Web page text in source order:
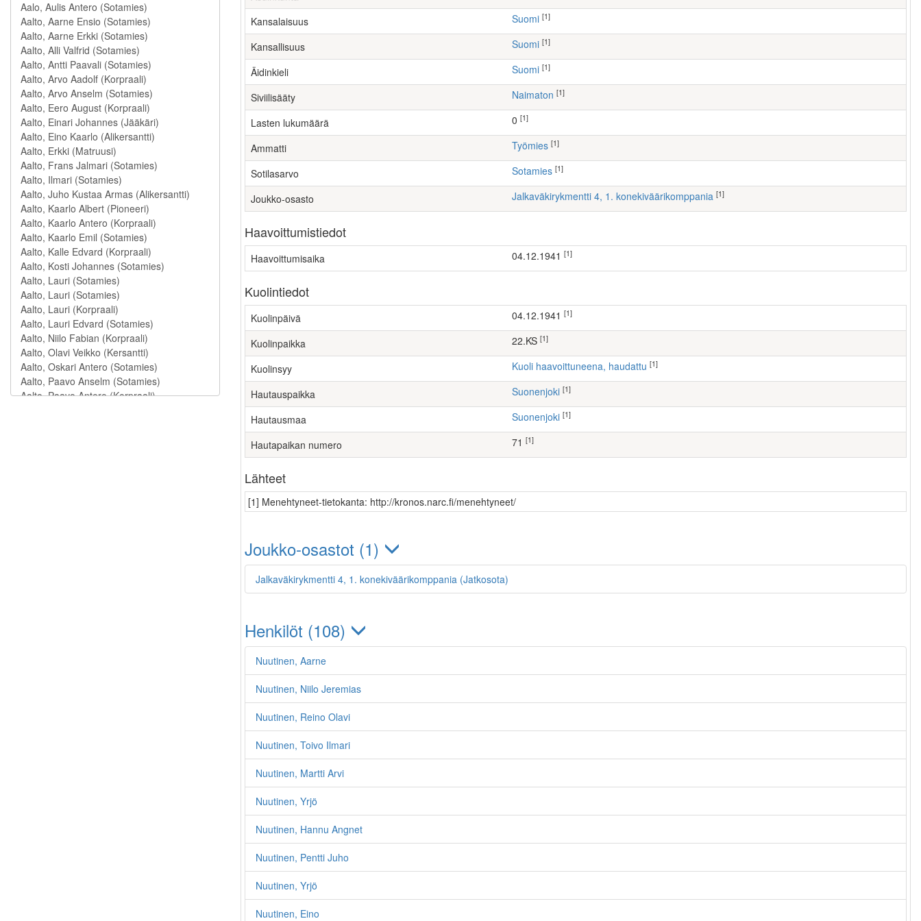
Kansalaisuus Suomi [1]
Kansallisuus Suomi [1]
Äidinkieli Suomi [1]
Siviilisääty Naimaton [1]
Lasten lukumäärä [1]
Ammatti työmies [1]
Sotilasarvo Sotamies [1]
Joukko-osasto Jalkaväkirykmentti 4, 1. konekiväärikomppania [1]
Haavoittumistiedot
Haavoittumisaika 04.12.1941 [1]
Kuolintiedot
Kuolinpäivä 04.12.1941 [1]
Kuolinpaikka 22.KS [1]
Kuolinsyy Kuoli haavoittuneena, haudattu [1]
Hautauspaikka Suonenjoki [1]
Hautausmaa Suonenjoki [1]
Hautapaikan numero 71 [1]
Lähteet
[1] Menehtyneet-tietokanta: http://kronos.narc.fi/menehtyneet/
Joukko-osastot (1)
Jalkaväkirykmentti 4, 1. konekiväärikomppania (Jatkosota)
Henkilöt (108)
Nuutinen, Aarne
Nuutinen, Niilo Jeremias
Nuutinen, Reino Olavi
Nuutinen, Toivo Ilmari
Nuutinen, Martti Arvi
Nuutinen, Yrjö
Nuutinen, Hannu Angnet
Nuutinen, Pentti Juho
Nuutinen, Yrjö
Nuutinen, Eino